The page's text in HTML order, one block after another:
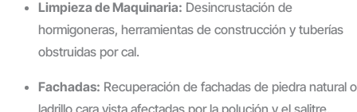
Limpieza de Maquinaria: Desincrustación de
hormigoneras, herramientas de construcción y tuberías
obstruidas por cal.
Fachadas: Recuperación de fachadas de piedra natural o
ladrillo cara vista afectadas por la polución y el salitre.